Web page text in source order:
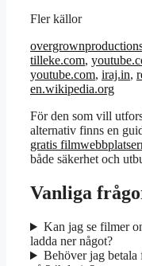
Fler källor
tilleke.com,
youtube.com, iraj.in,
en.wikipedia.org
För den som vill
alternativ finns en
gratis
både säkerhet och
Vanliga
Kan jag se filmer
ladda ner något?
Behöver jag betala